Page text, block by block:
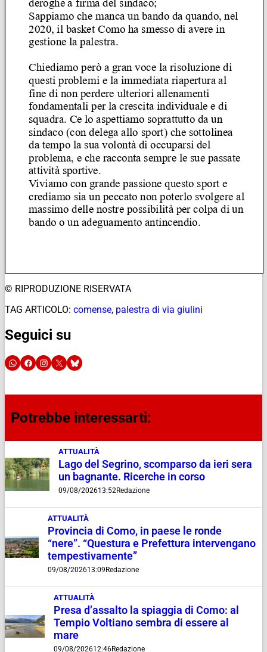
© RIPRODUZIONE RISERVATA
TAG ARTICOLO: comense, palestra di via giulini
Seguici su
Potrebbe interessarti:
ATTUALITÀ
Lago del Segrino, scomparso da ieri sera
un bagnante. Ricerche in corso
09/08/202613:52Redazione
ATTUALITÀ
Provincia di Como, in paese le ronde
“nere”. “Questura e Prefettura intervengano
tempestivamente”
09/08/202613:09 Redazione
ATTUALITÀ
Presa d’assalto la spiaggia di Como: al
Tempio Voltiano sembra di essere al
mare
09/08/202612:46Redazione